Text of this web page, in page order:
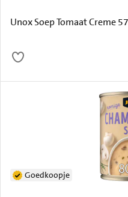
Unox Soep Tomaat Creme
Goedkoopje